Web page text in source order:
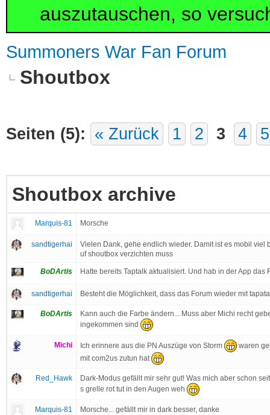
auszutauschen, so
Summoners War Fan Forum
Shoutbox
Seiten (5): « Zurück 1 2 3 4 5
Shoutbox archive
Marquis-81 Morsche
sandtigerhai
Vielen Dank, gehe endlich wieder. Damit ist es mobil
uf shoutbox verzichten muss
BoDArtis Hatte bereits Taptalk aktualisiert. Und hab in der App das
sandtigerhai Besteht die Möglichkeit, dass das Forum wieder mit
BoDArtis
Kann auch die Farbe ändern... Muss aber Michi recht
ingekommen sind
Michi Ich erinnere aus die PN Auszüge von Storm
waren
mit com2us zutun hat
Red_Hawk
Dark-Modus gefällt mir sehr gut! Was mich aber schon
s grelle rot tut in den Augen weh
Marquis-81 Morsche... gefällt mir in dark besser, danke